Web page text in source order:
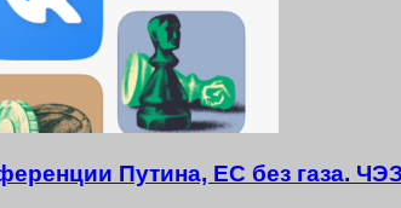
Путина, ЕС без газа.